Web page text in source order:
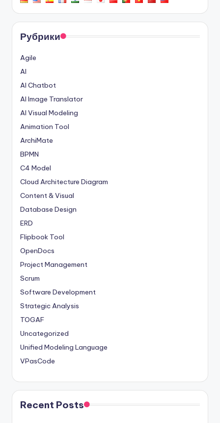
Рубрики
Agile
AI
AI Chatbot
AI Image Translator
AI Visual Modeling
Animation Tool
ArchiMate
BPMN
C4 Model
Cloud Architecture Diagram
Content & Visual
Database Design
ERD
Flipbook Tool
OpenDocs
Project Management
Scrum
Software Development
Strategic Analysis
TOGAF
Uncategorized
Unified Modeling Language
VPasCode
Recent Posts